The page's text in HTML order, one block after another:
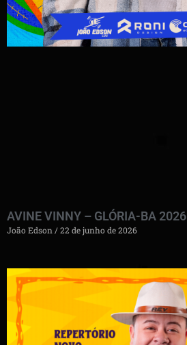
AVINE VINNY – GLÓRIA-BA 2026
João Edson 22 de junho de 2026